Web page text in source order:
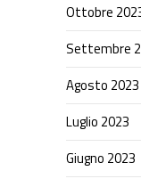
Ottobre
Settembre
Agosto 2023
Luglio 2023
Giugno 2023